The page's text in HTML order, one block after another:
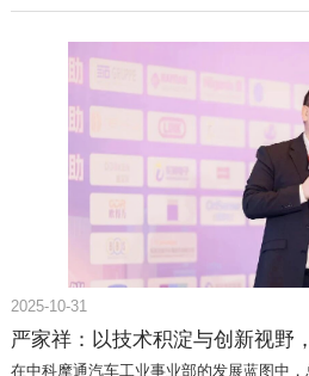
电机在有限空间内释放出强劲扭矩。这种“
搬运等复杂任务，拓展应用场景的边界。
能行业未来从人形机器人执行器自动化装
动化装配线的落地，中科摩通持续聚焦机
配线的推出，是其在精密电机智造领域的
心部件研发上的技术沉淀，也进一步完善
路能力，体现了对人形机器人核心制造环
持续以技术创新为核心，深耕机器人核心
化，为机器人产业的国产化、规模化发展
2025-10-31
在中科摩通汽车工业事业部的发展蓝图中